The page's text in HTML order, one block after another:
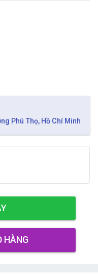
Phú Thọ, Hồ Chí Minh
HÀNG